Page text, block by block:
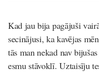
Kad jau bija pagājuši
secinājusi, ka kavējas
tās man nekad nav
esmu stāvoklī. Uztaisīju